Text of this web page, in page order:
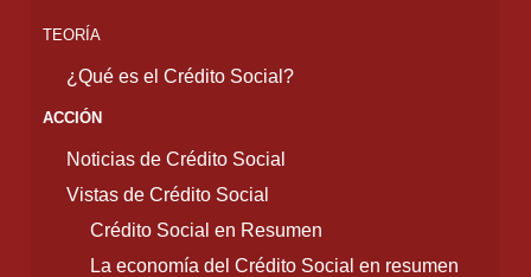
TEORÍA
¿Qué es el Crédito Social?
ACCIÓN
Noticias de Crédito Social
Vistas de Crédito Social
Crédito Social en Resumen
La economía del Crédito Social en resumen